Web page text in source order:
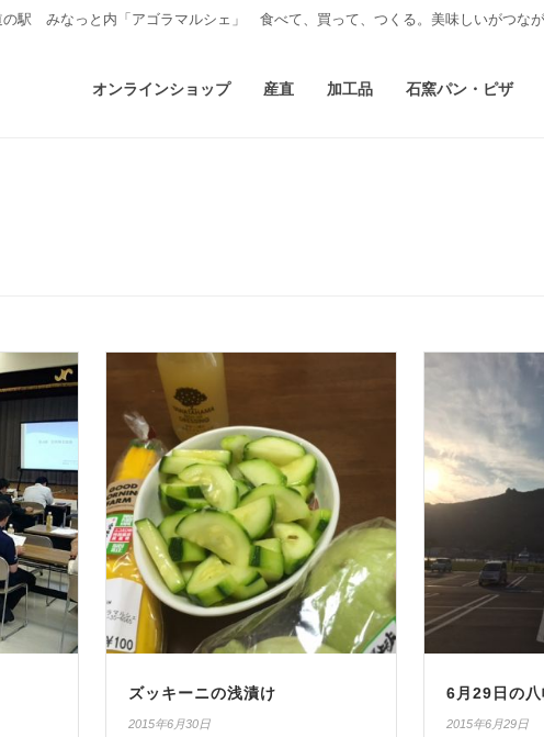
駅 みなっと内「アゴラマルシェ」 食べて、買って、つくる。美味しいがつな
オンラインショップ 産直 加工品 石窯パン・ピザ
ズッキーニの浅漬け
2015年6月30日
6月29日の
2015年6月29日